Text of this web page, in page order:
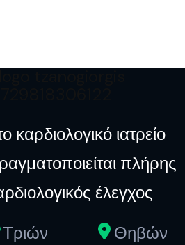
καρδιολογικό ιατρείο
πλήρης
έλεγχος
Τριών
Θηβών